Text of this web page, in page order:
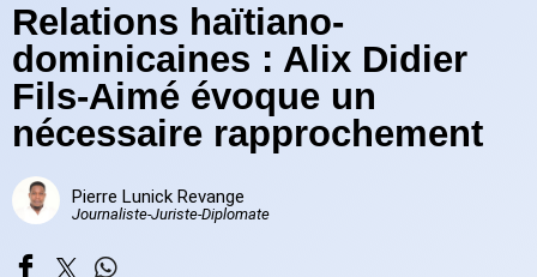
Relations haïtiano-
dominicaines : Alix Didier
Fils-Aimé évoque un
nécessaire rapprochement
Pierre Lunick Revange
Journaliste-Juriste-Diplomate